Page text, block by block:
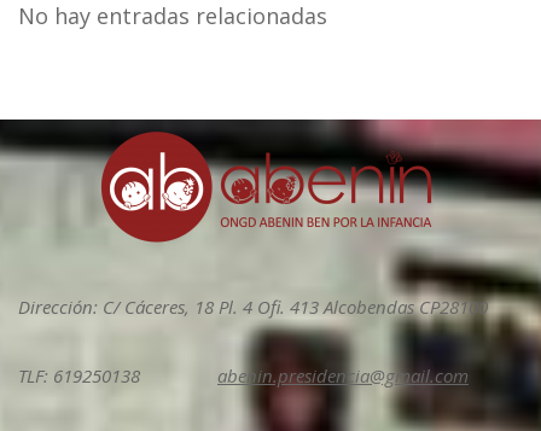
No hay entradas relacionadas
Dirección: C/ Cáceres, 18 Pl. 4 Ofi. 413 Alcobendas CP28100
TLF: 619250138 abenin.presidencia@gmail.com